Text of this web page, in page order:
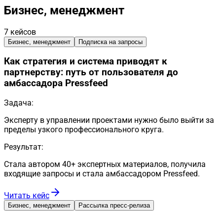
Бизнес, менеджмент
7 кейсов
Бизнес, менеджмент Подписка на запросы
Как стратегия и система приводят к
партнерству: путь от пользователя до
амбассадора Pressfeed
Задача:
Эксперту в управлении проектами нужно было выйти за
пределы узкого профессионального круга.
Результат:
Стала автором 40+ экспертных материалов, получила
входящие запросы и стала амбассадором Pressfeed.
Читать кейс
Бизнес, менеджмент Рассылка пресс-релиза